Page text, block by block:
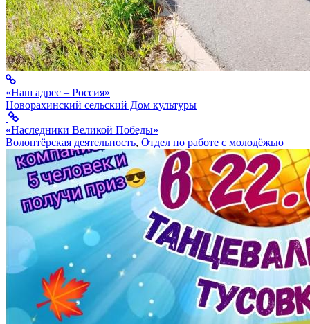
«Наш адрес – Россия»
Новорахинский сельский Дом культуры
«Наследники Великой Победы»
Волонтёрская деятельность, Отдел по работе с молодёжью